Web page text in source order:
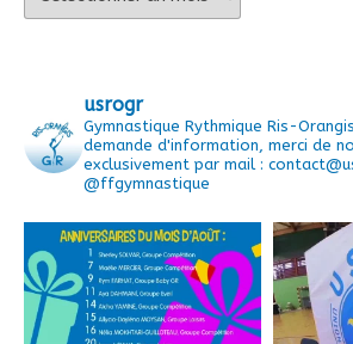
usrogr
Gymnastique Rythmique Ris-Orangis
demande d'information, merci de
exclusivement par mail :
@ffgymnastique